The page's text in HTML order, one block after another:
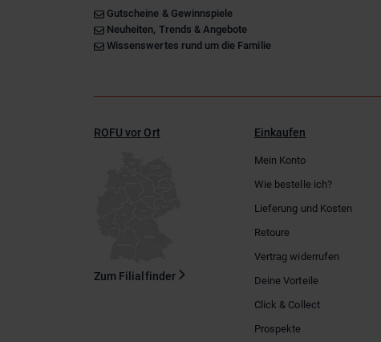
Gutscheine & Gewinnspiele
Neuheiten, Trends & Angebote
Wissenswertes rund um die Familie
ROFU vor Ort
Zum Filialfinder
Einkaufen
Mein Konto
Wie bestelle ich?
Lieferung und Kosten
Retoure
Vertrag widerrufen
Deine Vorteile
Click & Collect
Prospekte